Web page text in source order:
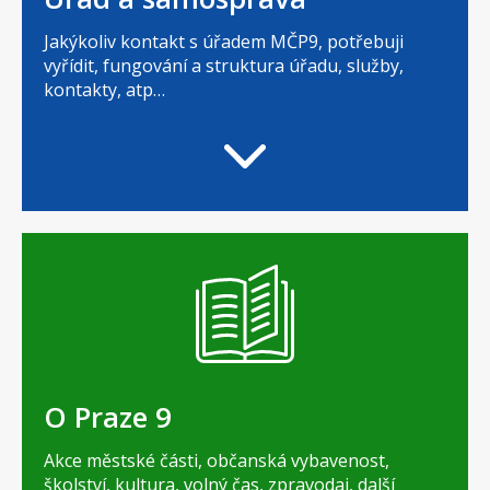
Jakýkoliv kontakt s úřadem MČP9, potřebuji
vyřídit, fungování a struktura úřadu, služby,
kontakty, atp…
O Praze 9
Akce městské části, občanská vybavenost,
školství, kultura, volný čas, zpravodaj, další